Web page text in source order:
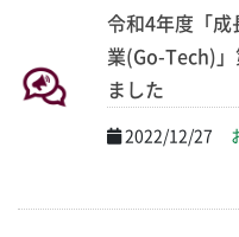
令和4年度「成
業(Go-Tech)
ました
2022/12/27